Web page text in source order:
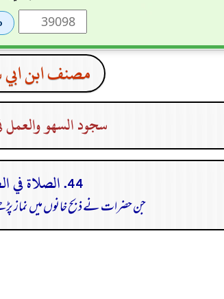
مصنف ابن ابي
سجود السهو والعمل
44. الصلاة في الطاق
جن حضرات نے ذبح خانوں میں نماز